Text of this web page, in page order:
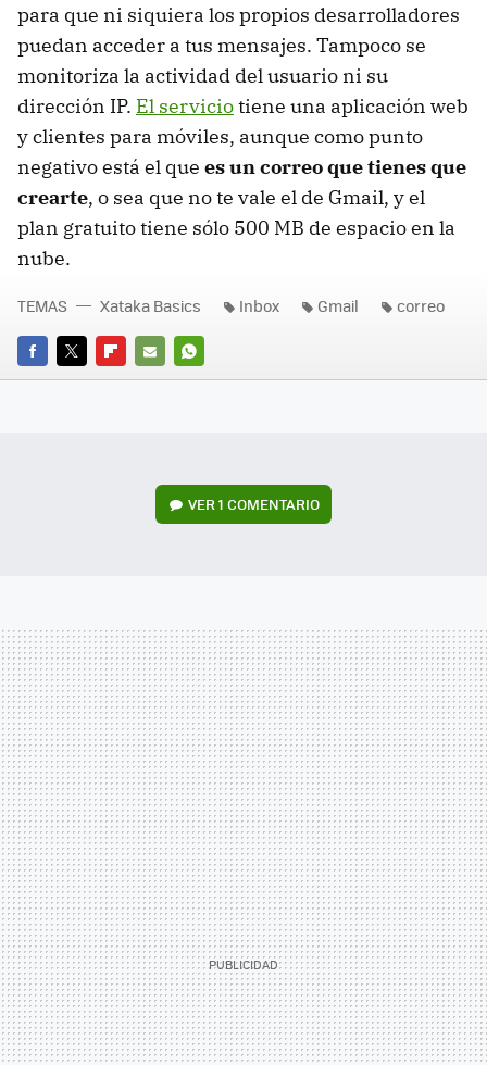
para que ni siquiera los propios desarrolladores
puedan acceder a tus mensajes. Tampoco se
monitoriza la actividad del usuario ni su
dirección IP. El serviciotiene una aplicación web
y clientes para móviles, aunque como punto
negativo está el que es un correo que tienes que
crearte, o sea que no te vale el de Gmail, y el
plan gratuito tiene sólo 500 MB de espacio en la
nube.
FACEBOOK
TWITTERFLIPBOARD
E-
WHATSAPP
TEMAS Xataka Basics Inbox Gmail correo
VER1 COMENTARIO